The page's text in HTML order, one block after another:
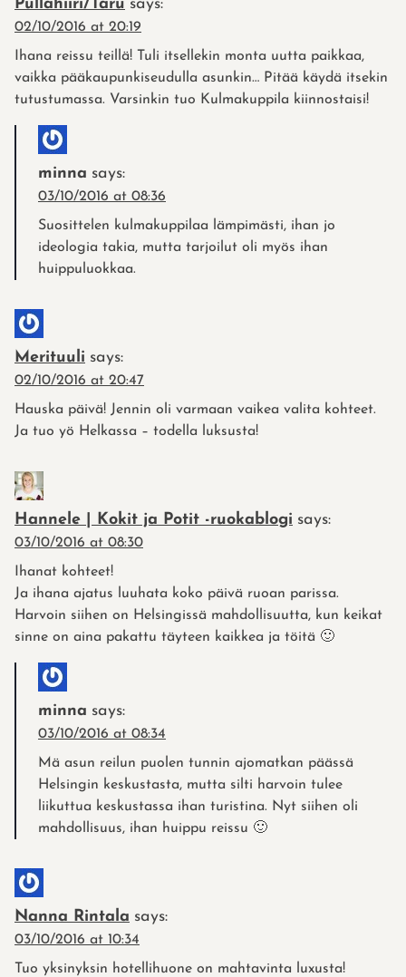
Pullahiiri/Taru says:
02/10/2016 at 20:19
Ihana reissu teillä! Tuli itsellekin monta uutta paikkaa,
vaikka pääkaupunkiseudulla asunkin… Pitää käydä itsekin
tutustumassa. Varsinkin tuo Kulmakuppila kiinnostaisi!
minna says:
03/10/2016 at 08:36
Suosittelen kulmakuppilaa lämpimästi, ihan jo
ideologia takia, mutta tarjoilut oli myös ihan
huippuluokkaa.
Merituuli says:
02/10/2016 at 20:47
Hauska päivä! Jennin oli varmaan vaikea valita kohteet.
Ja tuo yö Helkassa – todella luksusta!
Hannele | Kokit ja Potit -ruokablogi says:
03/10/2016 at 08:30
Ihanat kohteet!
Ja ihana ajatus luuhata koko päivä ruoan parissa.
Harvoin siihen on Helsingissä mahdollisuutta, kun keikat
sinne on aina pakattu täyteen kaikkea ja töitä 🙂
minna says:
03/10/2016 at 08:34
Mä asun reilun puolen tunnin ajomatkan päässä
Helsingin keskustasta, mutta silti harvoin tulee
liikuttua keskustassa ihan turistina. Nyt siihen oli
mahdollisuus, ihan huippu reissu 🙂
Nanna Rintala says:
03/10/2016 at 10:34
Tuo yksinyksin hotellihuone on mahtavinta luxusta!